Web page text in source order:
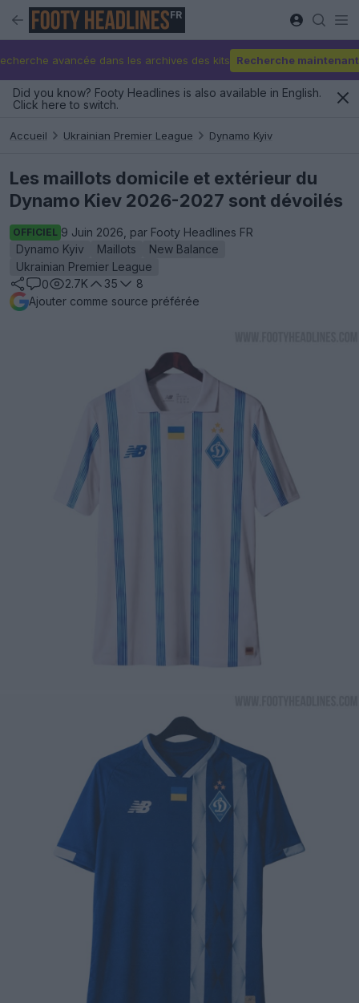
FR
avancée dans les archives des kits Recherche maintenant
Did you know? Footy Headlines is also available in English.
Click here to switch.
Accueil Ukrainian Premier League Dynamo Kyiv
Les maillots domicile et extérieur du
Dynamo Kiev 2026-2027 sont dévoilés
OFFICIEL 9 Juin 2026, par Footy Headlines FR
Dynamo Kyiv
Maillots
New Balance
Ukrainian Premier League
0
2.7K 35
8
Ajouter comme source préférée